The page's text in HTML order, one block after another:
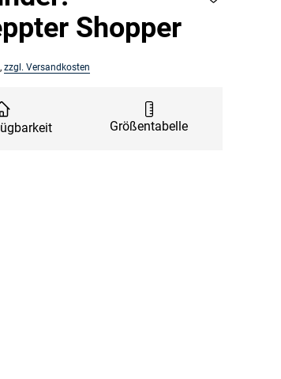
Shopper
zzgl. Versandkosten
Größentabelle